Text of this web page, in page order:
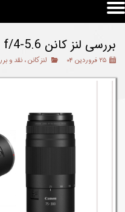
بررسی لنز کانن RF 75-300mm f/4-5.6
۲۵ فروردین ۰۴ لنز کانن، نقد و